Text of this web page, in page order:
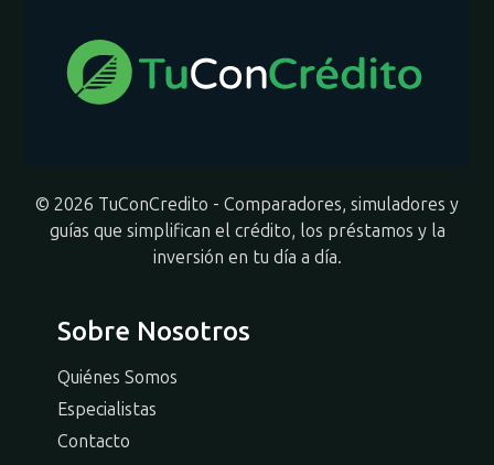
© 2026 TuConCredito - Comparadores, simuladores y
guías que simplifican el crédito, los préstamos y la
inversión en tu día a día.
Sobre Nosotros
Quiénes Somos
Especialistas
Contacto